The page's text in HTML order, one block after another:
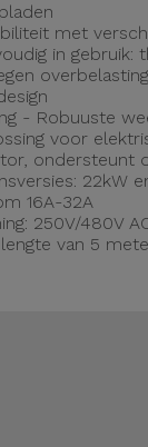
met
in
- Robuuste
voor
ondersteunt
22kW
16A-32A
250V/480V
van 5